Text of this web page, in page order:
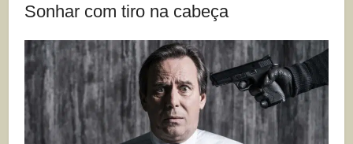
Sonhar com tiro na cabeça